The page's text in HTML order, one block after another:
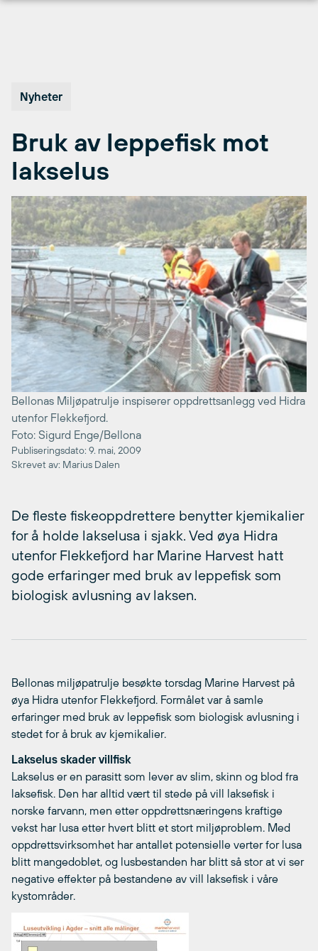
Nyheter
Bruk av leppefisk mot
lakselus
Bellonas Miljøpatrulje inspiserer oppdrettsanlegg ved Hidra
utenfor Flekkefjord.
Foto: Sigurd Enge/Bellona
Publiseringsdato: 9. mai, 2009
Skrevet av: Marius Dalen
De fleste fiskeoppdrettere benytter kjemikalier
for å holde lakselusa i sjakk. Ved øya Hidra
utenfor Flekkefjord har Marine Harvest hatt
gode erfaringer med bruk av leppefisk som
biologisk avlusning av laksen.
Bellonas miljøpatrulje besøkte torsdag Marine Harvest på
øya Hidra utenfor Flekkefjord. Formålet var å samle
erfaringer med bruk av leppefisk som biologisk avlusning i
stedet for å bruk av kjemikalier.
Lakselus skader villfisk
Lakselus er en parasitt som lever av slim, skinn og blod fra
laksefisk. Den har alltid vært til stede på vill laksefisk i
norske farvann, men etter oppdrettsnæringens kraftige
vekst har lusa etter hvert blitt et stort miljøproblem. Med
oppdrettsvirksomhet har antallet potensielle verter for lusa
blitt mangedoblet, og lusbestanden har blitt så stor at vi ser
negative effekter på bestandene av vill laksefisk i våre
kystområder.